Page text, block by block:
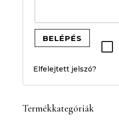
BELÉPÉS
Elfelejtett jelszó?
Termékkategóriák